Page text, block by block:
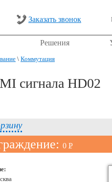
Заказать звонок
Решения
\ Коммутация
сигнала HD02
0 PУБ.